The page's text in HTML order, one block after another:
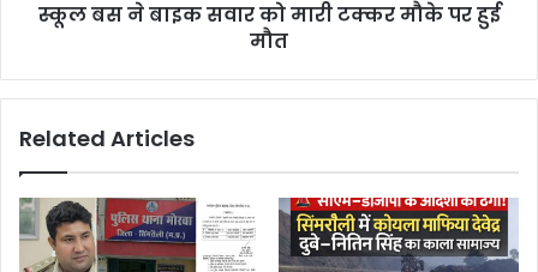
स्कूल बस ने बाइक सवार को मारी टक्कर मौके पर हुई
मौत
Related Articles